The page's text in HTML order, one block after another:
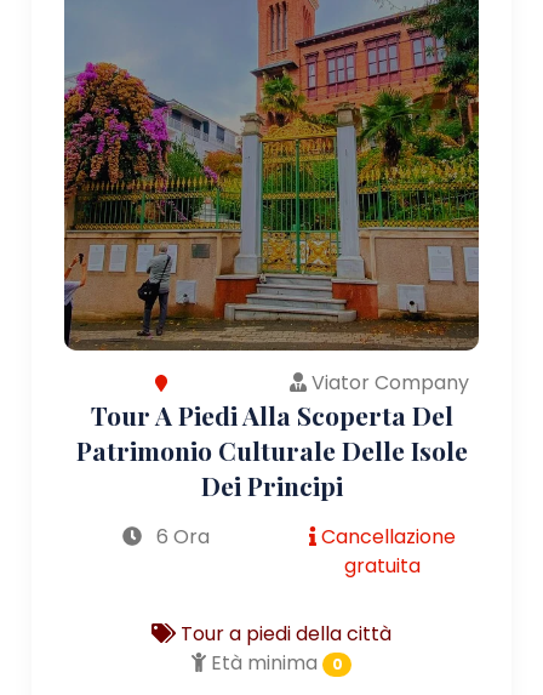
Viator Company
Tour A Piedi Alla Scoperta Del
Patrimonio Culturale Delle Isole
Dei Principi
6 Ora
Cancellazione
gratuita
Tour a piedi della città
Età minima
0